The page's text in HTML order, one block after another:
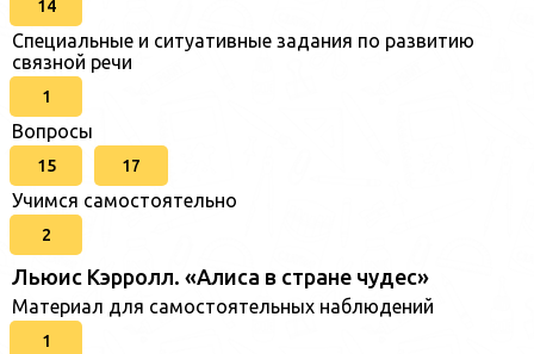
14
Специальные и ситуативные задания по развитию
связной речи
1
Вопросы
15 17
Учимся самостоятельно
2
Льюис Кэрролл. «Алиса в стране чудес»
Материал для самостоятельных наблюдений
1